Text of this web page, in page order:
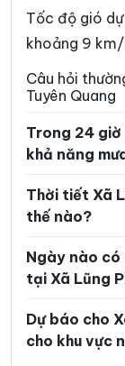
Xã Kiến Thiết
Xã Lâm Bình
Xã Liên Hiệp
Xã Lùng Tám
Xã Mèo Vạc
Xã Minh Quang
Xã Minh Tân
Xã Nà Hang
Xã Nậm Dịch
Tốc độ gió
khoảng 9
Câu hỏi
Tuyên Quang
Trong 24 giờ
khả năng
Thời tiết Xã
thế nào?
Ngày nào
tại Xã Lũng
Dự báo cho
cho khu vực